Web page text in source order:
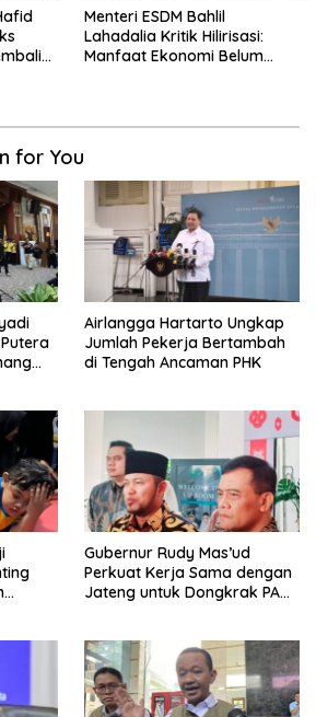
Menteri ESDM Bahlil
Lahadalia Kritik Hilirisasi:
Manfaat Ekonomi Belum
for You
Airlangga Hartarto Ungkap
Jumlah Pekerja Bertambah
di Tengah Ancaman PHK
Gubernur Rudy Mas’ud
Perkuat Kerja Sama dengan
Jateng untuk Dongkrak PAD